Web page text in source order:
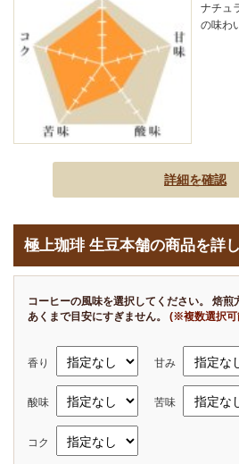
ナチュ
の味わ
詳細を確認
極上珈琲 生豆本舗の商品を詳
コーヒーの風味を選択してください。 焙煎
あくまで目安にすぎません。 (※複数選択可
香り 甘み
酸味 苦味
コク